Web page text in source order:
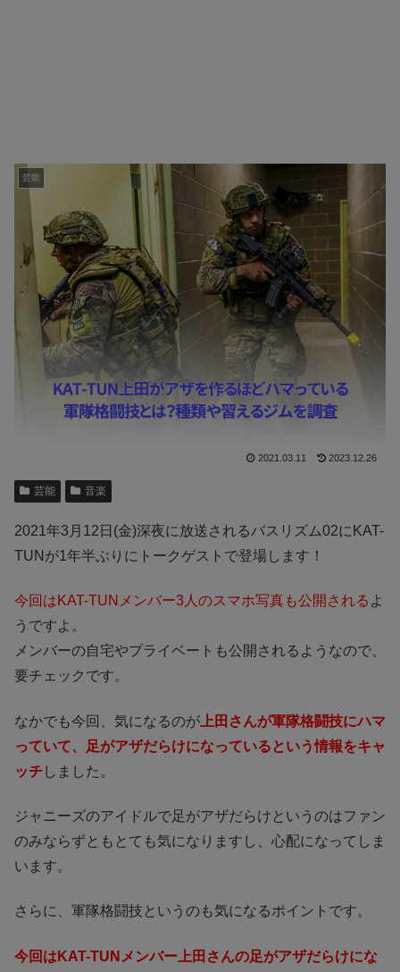
芸能
2021.03.11 2023.12.26
芸能 音楽
2021年3月12日(金)深夜に放送されるバスリズム02にKAT-
TUNが1年半ぶりにトークゲストで登場します！
今回はKAT-TUNメンバー3人のスマホ写真も公開される よ
うですよ。
メンバーの自宅やプライベートも公開されるようなので、
要チェックです。
なかでも今回、気になるのが 上田さんが軍隊格闘技にハマ
っていて、足がアザだらけになっているという情報をキャ
ッチしました。
ジャニーズのアイドルで足がアザだらけというのはファン
のみならずともとても気になりますし、心配になってしま
います。
さらに、軍隊格闘技というのも気になるポイントです。
今回はKAT-TUNメンバー上田さんの足がアザだらけにな